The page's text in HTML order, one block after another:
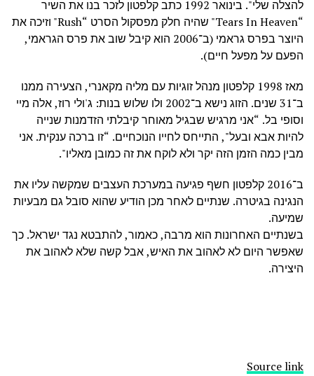
להצלה שלי". בינואר 1992 כתב קלפטון לזכר בנו את השיר
“Tears In Heaven" שהיה חלק מפסקול הסרט “Rush" וזיכה את
היוצר בפרס גראמי (ב־2006 הוא קיבל שוב את פרס הגראמי,
הפעם על מפעל חיים).
מאז 1998 קלפטון מנהל זוגיות עם מליה מקאנרי, הצעירה ממנו
ב־31 שנים. הזוג נישא ב־2002 ולו שלוש בנות: ג'ולי רוז, אלה מיי
וסופי בל. “אני מרגיש שבגיל מאוחר קיבלתי הזדמנות שנייה
להיות אבא ובעל", התייחס לחייו הנוכחיים. “זו ברכה ענקית. אני
מבין כמה הזמן הזה יקר ולא לוקח את זה כמובן מאליו".
ב־2016 קלפטון חשף פגיעה במערכת העצבים שמקשה עליו את
הנגינה בגיטרה. שנתיים לאחר מכן הודיע שהוא סובל גם מבעיות
שמיעה.
בשנתיים האחרונות הוא מרבה, כאמור, להתבטא נגד ישראל. כך
שאפשר היום לא לאהוב את האיש, אבל קשה שלא לאהוב את
היצירה.
Source link